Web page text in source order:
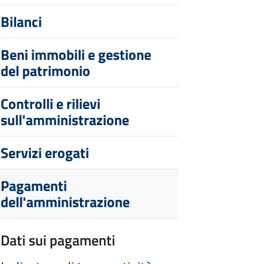
Bilanci
Beni immobili e gestione
del patrimonio
Controlli e rilievi
sull'amministrazione
Servizi erogati
Pagamenti
dell'amministrazione
Dati sui pagamenti